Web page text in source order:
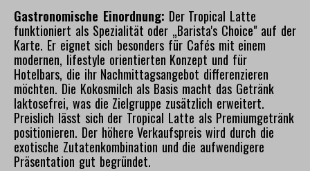
Gastronomische Einordnung: Der Tropical Latte
funktioniert als Spezialität oder „Barista's Choice" auf der
Karte. Er eignet sich besonders für Cafés mit einem
modernen, lifestyle orientierten Konzept und für
Hotelbars, die ihr Nachmittagsangebot differenzieren
möchten. Die Kokosmilch als Basis macht das Getränk
laktosefrei, was die Zielgruppe zusätzlich erweitert.
Preislich lässt sich der Tropical Latte als Premiumgetränk
positionieren. Der höhere Verkaufspreis wird durch die
exotische Zutatenkombination und die aufwendigere
Präsentation gut begründet.